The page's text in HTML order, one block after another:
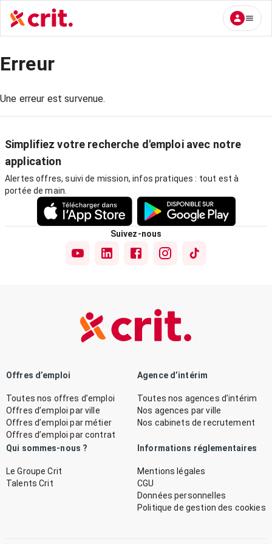
Erreur
Une erreur est survenue.
Simplifiez votre recherche d'emploi avec notre
application
Alertes offres, suivi de mission, infos pratiques : tout est à
portée de main.
Suivez-nous
Offres d’emploi
Toutes nos offres d’emploi
Offres d’emploi par ville
Offres d’emploi par métier
Offres d’emploi par contrat
Agence d’intérim
Toutes nos agences d’intérim
Nos agences par ville
Nos cabinets de recrutement
Qui sommes-nous ?
Le Groupe Crit
Talents Crit
Informations réglementaires
Mentions légales
CGU
Données personnelles
Politique de gestion des cookies